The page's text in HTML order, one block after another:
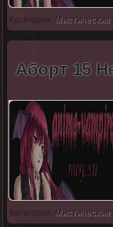
Категория:
Аборт 15
Категория: